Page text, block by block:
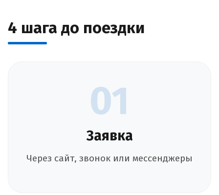
4 шага до поездки
01
Заявка
Через сайт, звонок или мессенджеры